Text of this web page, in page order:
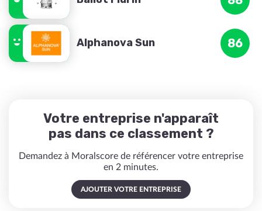
Alphanova Sun 86
Votre entreprise n'apparaît
pas dans ce classement ?
Demandez à Moralscore de référencer votre entreprise
en 2 minutes.
AJOUTER VOTRE ENTREPRISE